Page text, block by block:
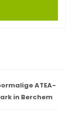
ATEA-
in Berchem